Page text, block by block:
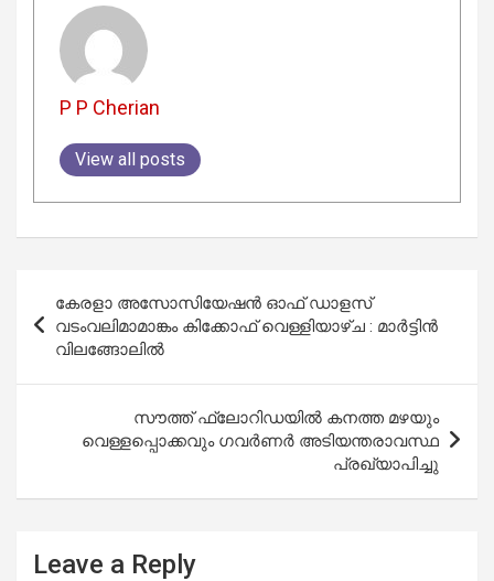
P P Cherian
View all posts
navigation
കേരളാ അസോസിയേഷൻ ഓഫ് ഡാളസ്
വടംവലിമാമാങ്കം കിക്കോഫ് വെള്ളിയാഴ്ച : മാർട്ടിൻ
വിലങ്ങോലിൽ
സൗത്ത് ഫ്ലോറിഡയിൽ കനത്ത മഴയും
വെള്ളപ്പൊക്കവും ഗവർണർ അടിയന്തരാവസ്ഥ
പ്രഖ്യാപിച്ചു
Leave a Reply